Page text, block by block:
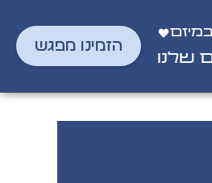
הזמינו מפגש
שלנו